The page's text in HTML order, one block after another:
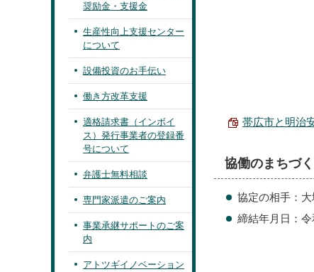
帯広市と明治
協働のまちづ
協定の相手：
締結年月日：令
奨励金・支援金
生産性向上支援センター
について
設備投資のお手伝い
働き方改革支援
適格請求書（インボイ
ス）発行事業者の登録番
号について
弁護士無料相談
専門家派遣のご案内
事業承継サポートのご案
内
アトツギイノベーション